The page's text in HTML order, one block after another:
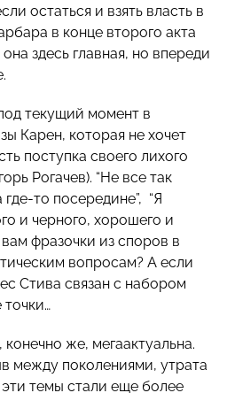
остаться и взять власть в
в конце второго акта
здесь главная, но впереди
текущий момент в
Карен, которая не хочет
поступка своего лихого
Рогачев). “Не все так
где-то посередине”, “Я
и черного, хорошего и
фразочки из споров в
вопросам? А если
Стива связан с набором
же, мегаактуальна.
между поколениями, утрата
темы стали еще более